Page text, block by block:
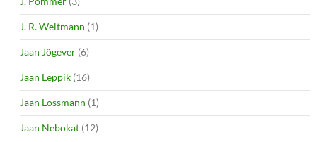
J. R. Weltmann (1)
Jaan Jõgever (6)
Jaan Leppik (16)
Jaan Lossmann (1)
Jaan Nebokat (12)